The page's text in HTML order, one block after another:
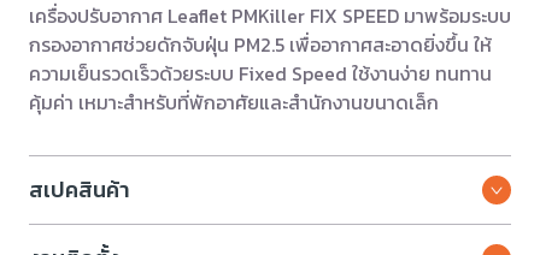
เครื่องปรับอากาศ Leaflet PMKiller FIX SPEED มาพร้อมระบบ
กรองอากาศช่วยดักจับฝุ่น PM2.5 เพื่ออากาศสะอาดยิ่งขึ้น ให้
ความเย็นรวดเร็วด้วยระบบ Fixed Speed ใช้งานง่าย ทนทาน
คุ้มค่า เหมาะสำหรับที่พักอาศัยและสำนักงานขนาดเล็ก
สเปคสินค้า